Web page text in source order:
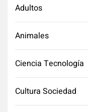
Adultos
Animales
Ciencia Tecnología
Cultura Sociedad